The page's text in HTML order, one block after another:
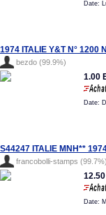
Date:
1974 ITALIE Y&T N° 1200
bezdo (99.9%)
1.00
Date:
S44247 ITALIE MNH**
francobolli-stamps (99.7%)
Date: